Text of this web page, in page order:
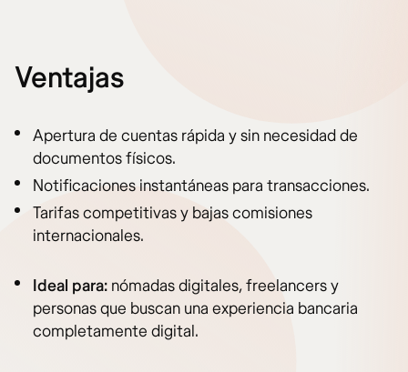
Ventajas
Apertura de cuentas rápida y sin necesidad de
documentos físicos.
Notificaciones instantáneas para transacciones.
Tarifas competitivas y bajas comisiones
internacionales.
Ideal para: nómadas digitales, freelancers y
personas que buscan una experiencia bancaria
completamente digital.